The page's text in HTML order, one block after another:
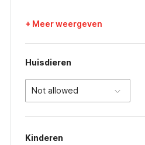
+ Meer weergeven
Huisdieren
Not allowed
Kinderen